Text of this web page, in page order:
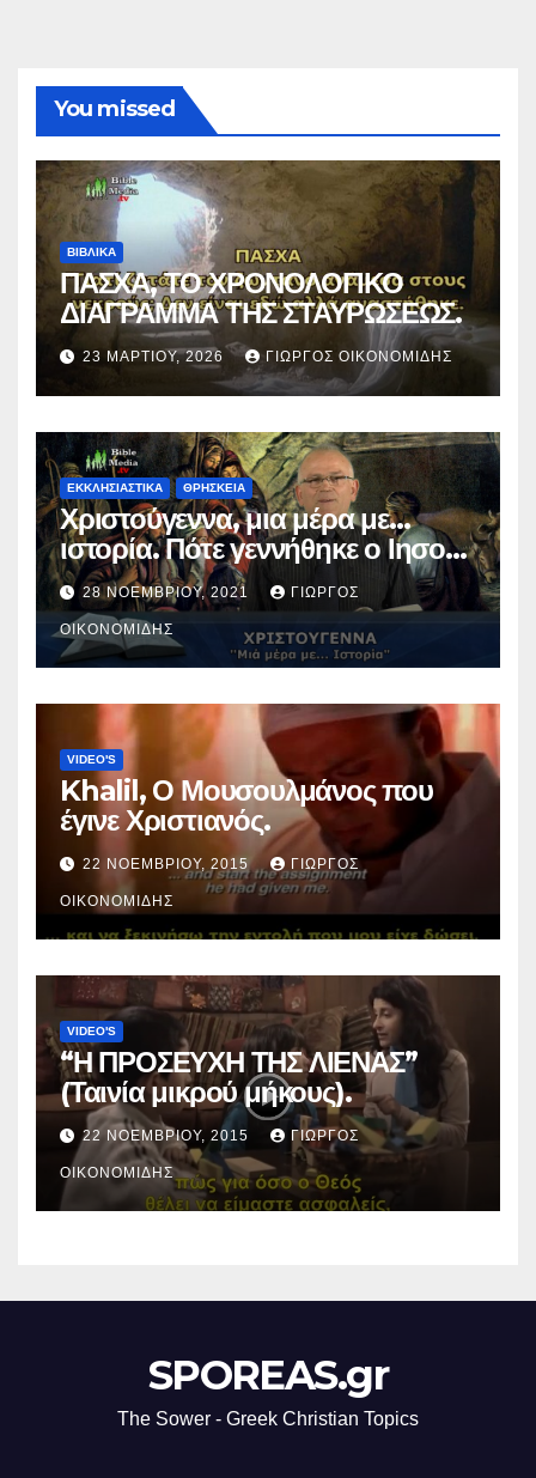
You missed
ΒΙΒΛΙΚΑ
ΠΑΣΧΑ, ΤΟ ΧΡΟΝΟΛΟΓΙΚΟ
ΔΙΑΓΡΑΜΜΑ ΤΗΣ ΣΤΑΥΡΩΣΕΩΣ.
23 ΜΑΡΤΊΟΥ, 2026 ΓΙΏΡΓΟΣ ΟΙΚΟΝΟΜΊΔΗΣ
ΕΚΚΛΗΣΙΑΣΤΙΚΑ ΘΡΗΣΚΕΙΑ
Χριστούγεννα, μια μέρα με…
ιστορία. Πότε γεννήθηκε ο Ιησούς
Χριστός; (Βίντεο).
28 ΝΟΕΜΒΡΊΟΥ, 2021 ΓΙΏΡΓΟΣ
ΟΙΚΟΝΟΜΊΔΗΣ
VIDEO'S
Khalil, Ο Μουσουλμάνος που
έγινε Χριστιανός.
22 ΝΟΕΜΒΡΊΟΥ, 2015 ΓΙΏΡΓΟΣ
ΟΙΚΟΝΟΜΊΔΗΣ
VIDEO'S
“Η ΠΡΟΣΕΥΧΗ ΤΗΣ ΛΙΕΝΑΣ”
(Ταινία μικρού μήκους).
22 ΝΟΕΜΒΡΊΟΥ, 2015 ΓΙΏΡΓΟΣ
ΟΙΚΟΝΟΜΊΔΗΣ
SPOREAS.gr
The Sower - Greek Christian Topics